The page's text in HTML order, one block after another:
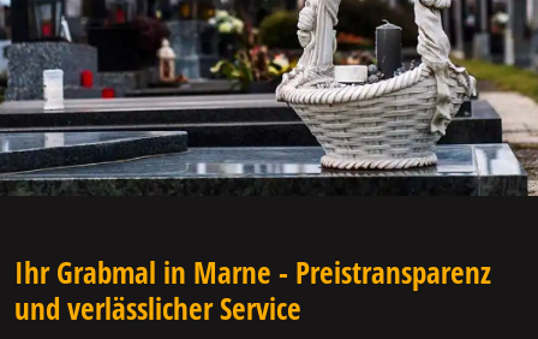
Ihr Grabmal in Marne - Preistransparenz
und verlässlicher Service